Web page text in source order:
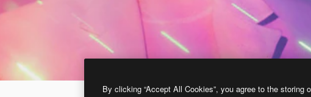
By clicking “Accept All Cookies”, you agree to the